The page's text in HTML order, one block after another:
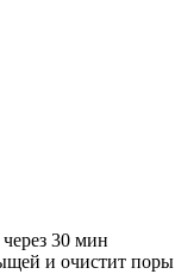
30 мин
и очистит поры